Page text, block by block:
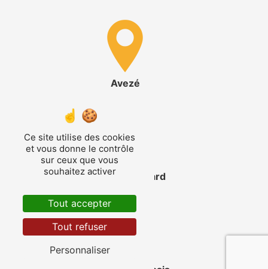
Avezé
La Ferté-Bernard
Ce site utilise des cookies
et vous donne le contrôle
sur ceux que vous
souhaitez activer
Tout accepter
Tout refuser
Personnaliser